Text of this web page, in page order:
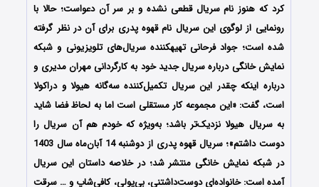
کرد که هنوز نام سریال قطعی نشده و بر سر آن دعواست؛ حالا با
رونمایی از لوگوی این سریال نام قهوه پدری برای آن در نظر گرفته
شده است؛ جواد فرحانی تهیه‎کننده سریال‌های تلویزیونی و شبکه
نمایش خانگی درباره سریال جدید خود به کارگردانی مهران مدیری و
درباره اینکه چقدر این سریال تکمیل‌کننده سه‌گانه هیولا و دراکولا
است، گفت: «این مجموعه کار مستقلی است اما به لحاظ فضا شاید
به سریال هیولا نزدیک‌تر باشد؛ به‌ویژه که خودم هم آن سریال را
دوست داشتم»؛ سریال قهوه پدری از دوشنبه 14 آبان‌ماه سال 1403
در شبکه نمایش خانگی منتشر شد؛ در خلاصه داستان این سریال
آمده است: خانواده‌ای دوست‌داشتنی، بی‌پولی، کافی‌شاپ و … سرقت